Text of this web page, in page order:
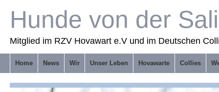
Hunde von der
Mitglied im RZV Hovawart e.V und im Deutschen
Home News Wir Unser Leben Hovawarte Collies